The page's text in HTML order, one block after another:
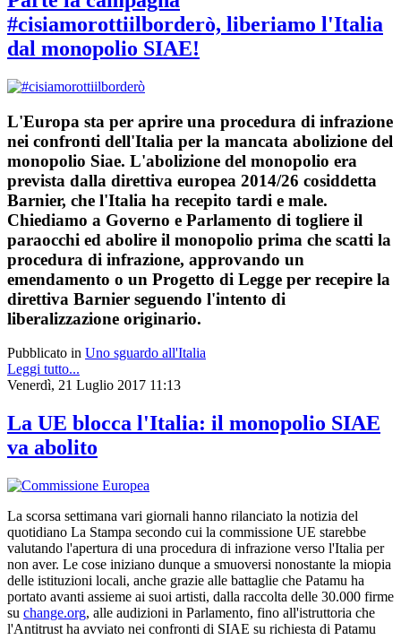
#cisiamorottiilborderò, liberiamo l'Italia
dal monopolio SIAE!
L'Europa sta per aprire una procedura di infrazione
nei confronti dell'Italia per la mancata abolizione del
monopolio Siae. L'abolizione del monopolio era
prevista dalla direttiva europea 2014/26 cosiddetta
Barnier, che l'Italia ha recepito tardi e male.
Chiediamo a Governo e Parlamento di togliere il
paraocchi ed abolire il monopolio prima che scatti la
procedura di infrazione, approvando un
emendamento o un Progetto di Legge per recepire la
direttiva Barnier seguendo l'intento di
liberalizzazione originario.
Pubblicato in Uno sguardo all'Italia
Leggi tutto...
Venerdì, 21 Luglio 2017 11:13
La UE blocca l'Italia: il monopolio SIAE
va abolito
La scorsa settimana vari giornali hanno rilanciato la notizia del
quotidiano La Stampa secondo cui la commissione UE starebbe
valutando l'apertura di una procedura di infrazione verso l'Italia per
non aver. Le cose iniziano dunque a smuoversi nonostante la miopia
delle istituzioni locali, anche grazie alle battaglie che Patamu ha
portato avanti assieme ai suoi artisti, dalla raccolta delle 30.000 firme
su change.org, alle audizioni in Parlamento, fino all'istruttoria che
l'Antitrust ha avviato nei confronti di SIAE su richiesta di Patamu